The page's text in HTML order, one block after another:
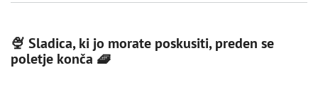
🍨 Sladica, ki jo morate poskusiti, preden se
poletje konča 🧇